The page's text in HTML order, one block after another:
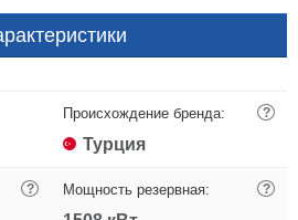
Происхождение бренда: ?
Турция
? Мощность резервная: ?